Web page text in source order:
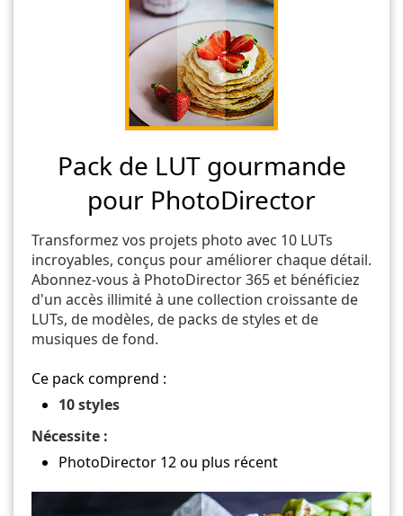
Pack de LUT gourmande
pour PhotoDirector
Transformez vos projets photo avec 10 LUTs
incroyables, conçus pour améliorer chaque détail.
Abonnez-vous à PhotoDirector 365 et bénéficiez
d'un accès illimité à une collection croissante de
LUTs, de modèles, de packs de styles et de
musiques de fond.
Ce pack comprend :
10 styles
Nécessite :
PhotoDirector 12 ou plus récent